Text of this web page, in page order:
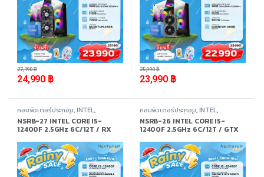
-8%
24,990 ฿
27,190฿
-8%
23,990 ฿
25,990฿
คอมพิวเตอร์ประกอบ,INTEL,
สินค้าทั้งหมด
NSRB-27 INTEL CORE I5-
12400F 2.5GHz 6C/12T / RX
3200MHz / M.2 512GB
คอมพิวเตอร์ประกอบ,INTEL,
สินค้าทั้งหมด
NSRB-26 INTEL CORE I5-
12400F 2.5GHz 6C/12T / GTX
/ M.2 512GB